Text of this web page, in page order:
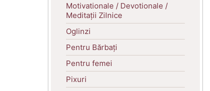
Motivationale / Devotionale /
Meditații Zilnice
Oglinzi
Pentru Bărbați
Pentru femei
Pixuri